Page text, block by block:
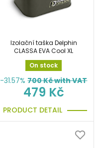
Izolační taška Delphin
CLASSA EVA Cool XL
On stock
-31.57% 700Kč with VAT
479 Kč
PRODUCT DETAIL